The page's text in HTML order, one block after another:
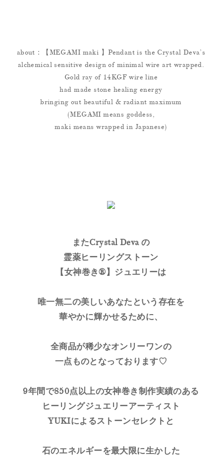
about：【MEGAMI maki 】Pendant is the Crystal Deva’s
alchemical sensitive design of minimal wire art wrapped.
Gold ray of 14KGF wire line
had made stone healing energy
bringing out beautiful & radiant maximum
(MEGAMI means goddess,
maki means wrapped in Japanese)
またCrystal Deva の
霊薬ヒーリングストーン
【女神巻き®】ジュエリーは
唯一無二の美しいあなたという存在を
華やかに輝かせるために、
全商品が稀少なオンリーワンの
一点ものとなっております♡
9年間で850点以上の女神巻き制作実績のある
ヒーリングジュエリーアーティスト
YUKIによるストーンセレクトと
石のエネルギーを最大限に生かした